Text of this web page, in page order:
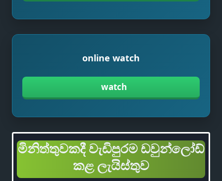
online watch
watch
මිනිත්තුවකදී වැඩිපුරම ඩවුන්ලෝඩ්
කළ ලැයිස්තුව